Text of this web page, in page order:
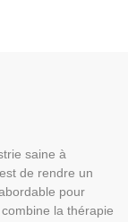
saine à
de rendre un
pour
la thérapie